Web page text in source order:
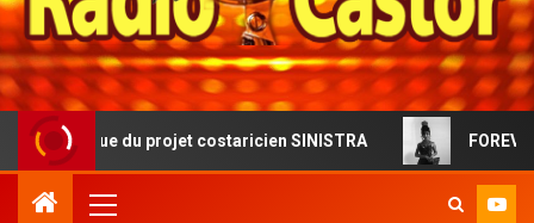
du projet costaricien SINISTRA